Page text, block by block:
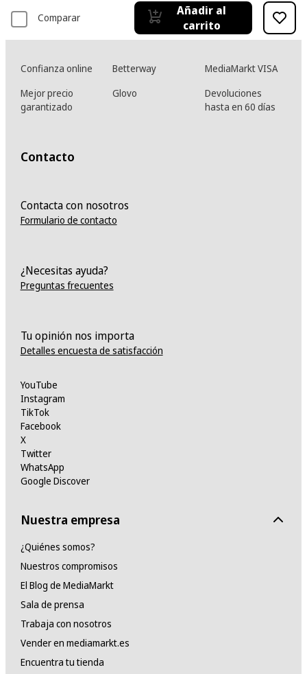
Comparar
Añadir al
carrito
Confianza online Betterway
MediaMarkt VISA
Mejor precio
garantizado
Glovo
Devoluciones
hasta en 60 días
Contacto
Contacta con nosotros
Formulario de contacto
¿Necesitas ayuda?
Preguntas frecuentes
Tu opinión nos importa
Detalles encuesta de satisfacción
YouTube
Instagram
TikTok
Facebook
X
Twitter
WhatsApp
Google Discover
Nuestra empresa
¿Quiénes somos?
Nuestros compromisos
El Blog de MediaMarkt
Sala de prensa
Trabaja con nosotros
Vender en mediamarkt.es
Encuentra tu tienda